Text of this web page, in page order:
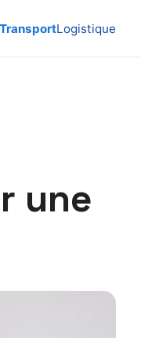
TransportLogistique
une